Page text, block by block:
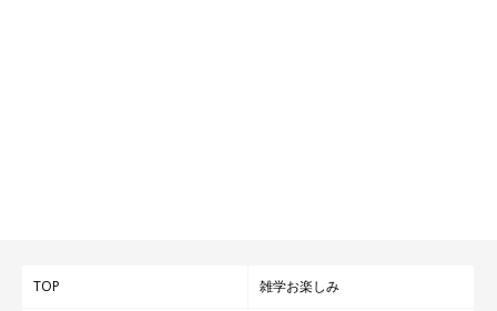
TOP 雑学お楽しみ